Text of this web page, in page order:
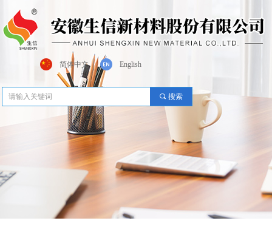
끠 搜索
简体中文 English